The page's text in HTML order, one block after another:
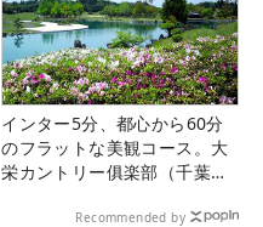
インター5分、都心から60分
のフラットな美観コース。大
栄カントリー俱楽部（千葉
Recommended by